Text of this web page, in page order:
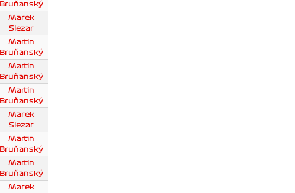
Bruňanský
Marek
Slezar
Martin
Bruňanský
Martin
Bruňanský
Martin
Bruňanský
Marek
Slezar
Martin
Bruňanský
Martin
Bruňanský
Marek